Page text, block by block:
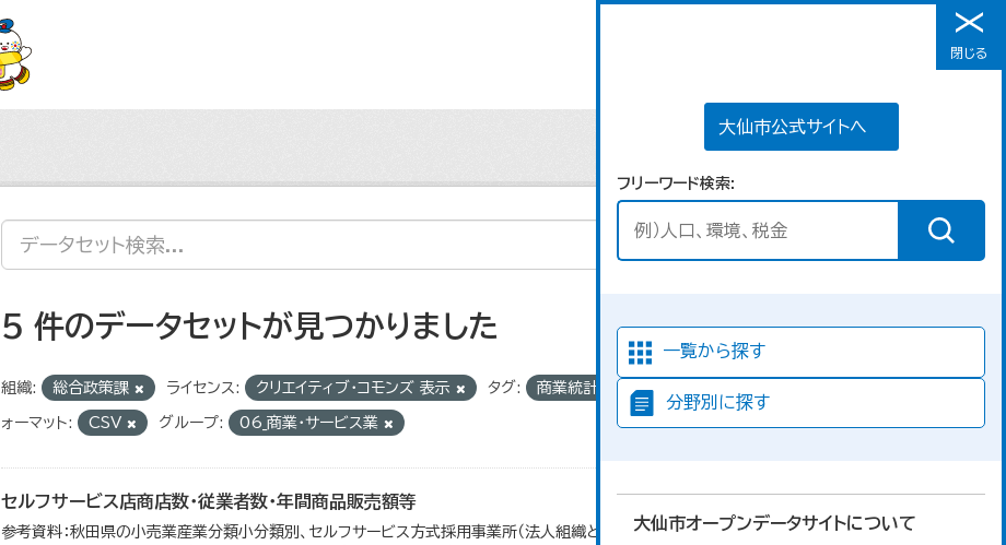
メニュー
大仙市公式サイトへ
フリーワード検索
一覧から探す
分野別に探す
大仙市オープンデータサイトについて
閉じる
5 件のデータセットが見つかりました
組織: 総合政策課 ライセンス: クリエイティブ・コモンズ 表示 タグ: 商業統計 フ
ォーマット: CSV グループ: 06_商業・サービス業
セルフサービス店商店数・従業者数・年間商品販売額等
参考資料：秋田県の小売業産業分類小分類別、セルフサービス方式採用事業所（法人組織と個人経営事業所の合計）。 大仙市の統